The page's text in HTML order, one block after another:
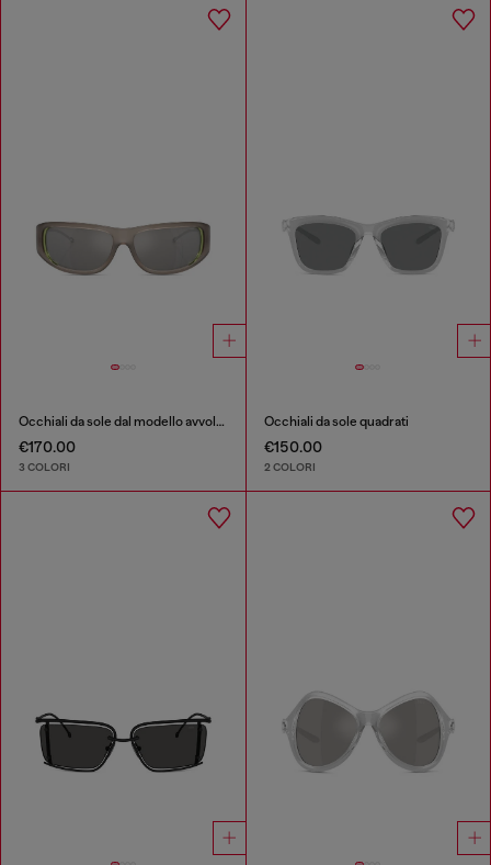
Occhiali da sole dal modello avvolgente
€170.00
3 COLORI
Occhiali da sole quadrati
€150.00
2 COLORI